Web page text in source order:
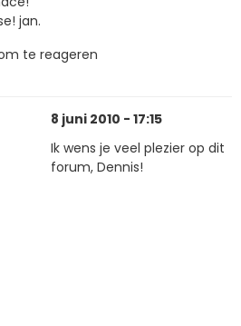
jan.
te reageren
8 juni 2010 - 17:15
Ik wens je veel plezier op dit
forum, Dennis!